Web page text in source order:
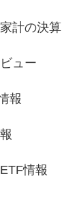
計の決算
ュー
報
情報